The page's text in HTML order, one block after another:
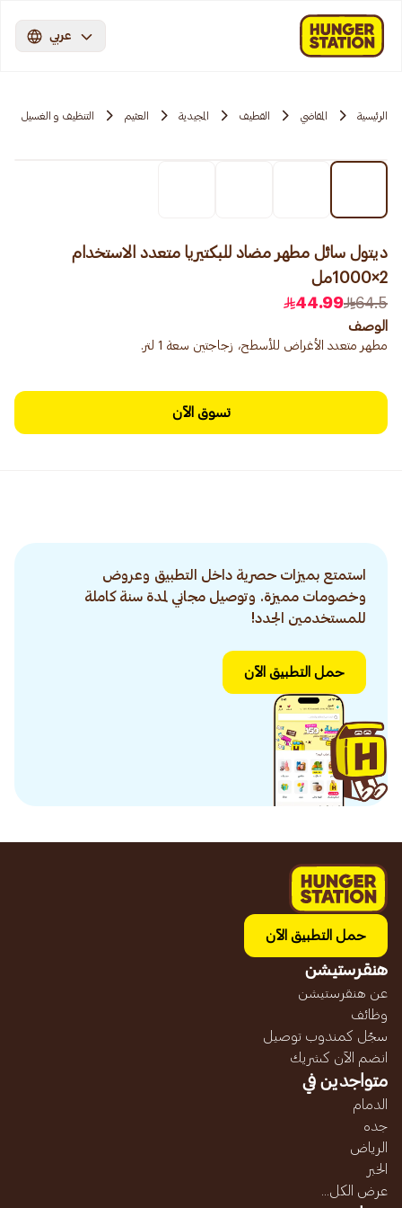
عربي
الرئيسية المقاضي القطيف المجيدية العثيم التنظيف و الغسيل
ديتول سائل مطهر مضاد للبكتيريا متعدد الاستخدام
2×1000مل
64.5
44.99
الوصف
مطهر متعدد الأغراض للأسطح، زجاجتين سعة 1 لتر.
تسوق الآن
استمتع بميزات حصرية داخل التطبيق وعروض
وخصومات مميزة. وتوصيل مجاني لمدة سنة كاملة
للمستخدمين الجدد!
حمل التطبيق الآن
حمل التطبيق الآن
هنقرستيشن
عن هنقرستيشن
وظائف
سجّل كمندوب توصيل
انضم الآن كشريك
متواجدين في
الدمام
جده
الرياض
الخبر
عرض الكل...